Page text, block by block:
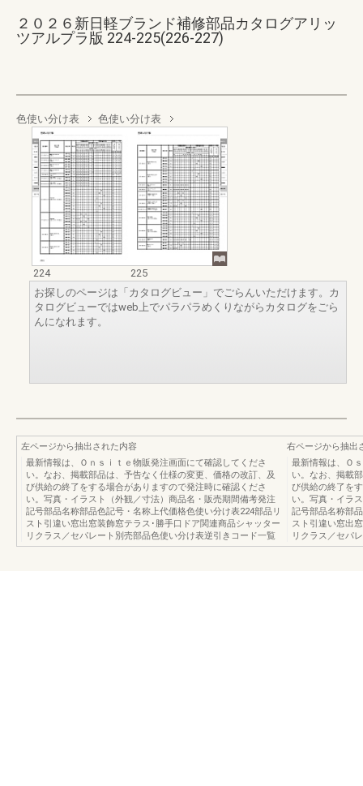
２０２６新日軽ブランド補修部品カタログアリッ
ツアルプラ版 224-225(226-227)
色使い分け表 色使い分け表
224
225
お探しのページは「カタログビュー」でごらんいただけます。カ
タログビューではweb上でパラパラめくりながらカタログをごら
んになれます。
左ページから抽出された内容
最新情報は、Ｏｎｓｉｔｅ物販発注画面にて確認してくださ
い。なお、掲載部品は、予告なく仕様の変更、価格の改訂、及
び供給の終了をする場合がありますので発注時に確認くださ
い。写真・イラスト（外観／寸法）商品名・販売期間備考発注
記号部品名称部品色記号・名称上代価格色使い分け表224部品リ
スト引違い窓出窓装飾窓テラス･勝手口ドア関連商品シャッター
リクラス／セパレート別売部品色使い分け表逆引きコード一覧
右ページから抽出
最新情報は、Ｏ
い。なお、掲載
び供給の終了を
い。写真・イラ
記号部品名称部
スト引違い窓出
リクラス／セパ